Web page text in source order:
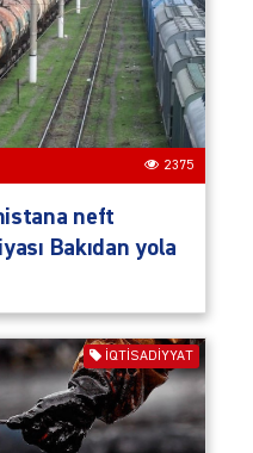
2375
neft
Bakıdan yola
İQTISADIYYAT